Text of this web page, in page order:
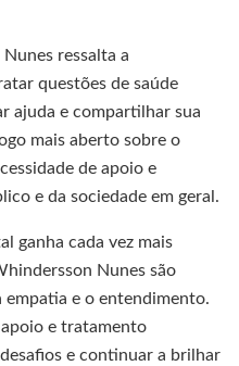
ressalta a
questões de saúde
ajuda e compartilhar sua
mais aberto sobre o
de apoio e
e da sociedade em geral.
ganha cada vez mais
Nunes são
e o entendimento.
e tratamento
e continuar a brilhar